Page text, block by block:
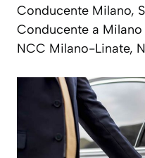
Conducente Milano,
Conducente a
NCC Milano-Linate,